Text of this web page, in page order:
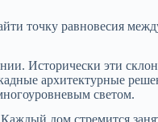
точку равновесия
Исторически эти
архитектурные
светом.
дом стремится